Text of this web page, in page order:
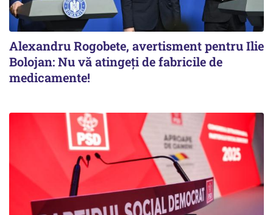
Alexandru Rogobete, avertisment pentru Ilie
Bolojan: Nu vă atingeți de fabricile de
medicamente!